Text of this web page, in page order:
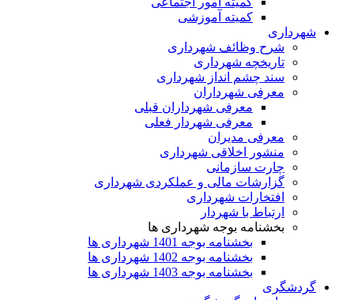
کمیته آموزشی
شهرداری
شرح وظائف شهرداری
تاریخچه شهرداری
سند چشم انداز شهرداری
معرفی شهرداران
معرفی شهرداران قبلی
معرفی شهردار فعلی
معرفی مدیران
منشور اخلاقی شهرداری
چارت سازمانی
گزارشات مالی و عملکردی شهرداری
افتخارات شهرداری
ارتباط با شهردار
بخشنامه بوجه شهرداری ها
بخشنامه بوجه 1401 شهرداری ها
بخشنامه بوجه 1402 شهرداری ها
بخشنامه بوجه 1403 شهرداری ها
گردشگری